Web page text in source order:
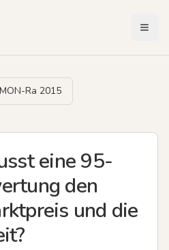
Ra 2015
eine 95-
den
und die